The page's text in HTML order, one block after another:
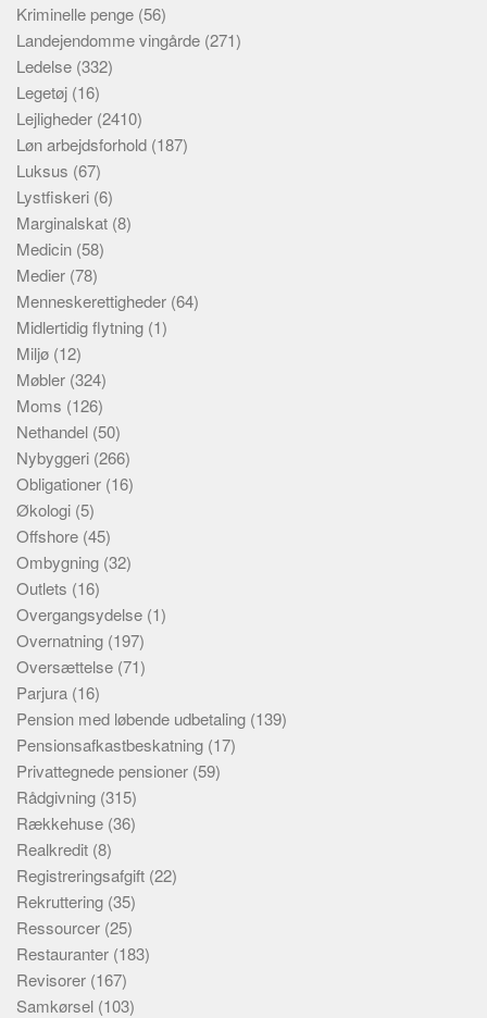
Kriminelle penge (56)
Landejendomme vingårde (271)
Ledelse (332)
Legetøj (16)
Lejligheder (2410)
Løn arbejdsforhold (187)
Luksus (67)
Lystfiskeri (6)
Marginalskat (8)
Medicin (58)
Medier (78)
Menneskerettigheder (64)
Midlertidig flytning (1)
Miljø (12)
Møbler (324)
Moms (126)
Nethandel (50)
Nybyggeri (266)
Obligationer (16)
Økologi (5)
Offshore (45)
Ombygning (32)
Outlets (16)
Overgangsydelse (1)
Overnatning (197)
Oversættelse (71)
Parjura (16)
Pension med løbende udbetaling (139)
Pensionsafkastbeskatning (17)
Privattegnede pensioner (59)
Rådgivning (315)
Rækkehuse (36)
Realkredit (8)
Registreringsafgift (22)
Rekruttering (35)
Ressourcer (25)
Restauranter (183)
Revisorer (167)
Samkørsel (103)